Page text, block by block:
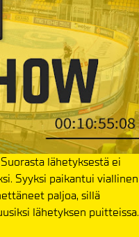
lähetyksestä ei
Syyksi paikantui viallinen
paljoa, sillä
lähetyksen puitteissa.